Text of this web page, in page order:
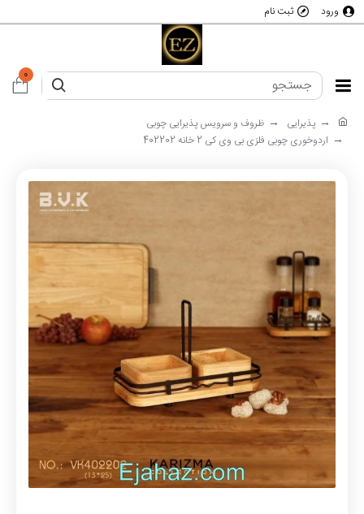
ورود ثبت نام
0
پذیرایی
ظروف و سرویس پذیرایی چوبی
اردوخوری چوبی فلزی بی وی کی 2 خانه 402202